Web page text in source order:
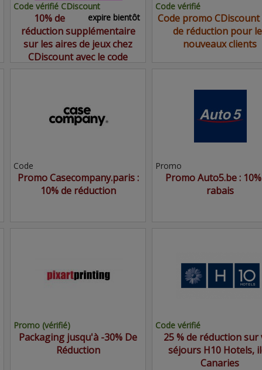
Code vérifié CDiscount
expire bientôt
10% de
réduction supplémentaire
sur les aires de jeux chez
CDiscount avec le code
Code vérifié
Code promo CDiscount
de réduction pour
nouveaux clients
Code
Promo Casecompany.paris :
10% de réduction
Promo
Promo Auto5.be :
rabais
Promo (vérifié)
Packaging jusqu'à -30% De
Réduction
Code vérifié
25 % de réduction sur
séjours H10 Hotels,
Canaries